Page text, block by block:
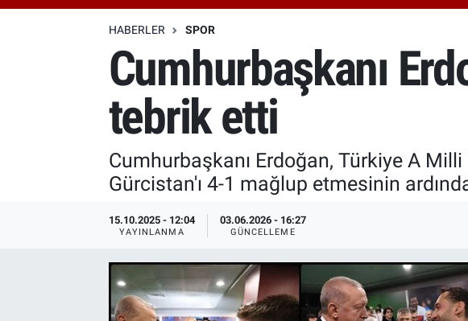
HABERLER SPOR
Cumhurbaşkanı
tebrik etti
Cumhurbaşkanı Erdoğan, Türkiye A Milli
Gürcistan'ı 4-1 mağlup etmesinin
15.10.2025 - 12:04
YAYINLANMA
03.06.2026 - 16:27
GÜNCELLEME
Özel Haberler
Özel Haberler
Erişim Bilgileri
Haber Arşivi